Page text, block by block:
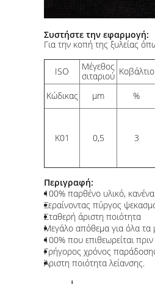
Συστήστε την εφαρμογή:
Για την κοπή της ξυλείας
ISO
Μέγεθος
σιταριού Κοβάλτιο
Κώδικας
μm %
K01 0,5 3
Περιγραφή:
100% παρθένο υλικό,
Ξεραίνοντας πύργος
Σταθερή άριστη ποιότητα
Μεγάλο απόθεμα για όλα τα
100% που επιθεωρείται
Γρήγορος χρόνος
Άριστη ποιότητα λείανσης.